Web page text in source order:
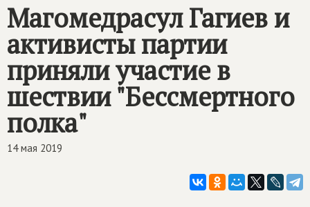
Магомедрасул Гагиев и
активисты партии
приняли участие в
шествии "Бессмертного
полка"
14 мая 2019